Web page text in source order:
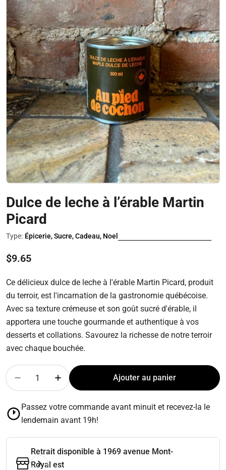
Ouvrir le média 0 en mode modal
Dulce de leche à l’érable Martin
Picard
Type: Épicerie, Sucre, Cadeau, Noel
Prix
régulier
$9.65
Ce délicieux dulce de leche à l'érable Martin Picard, produit
du terroir, est l'incarnation de la gastronomie québécoise.
Avec sa texture crémeuse et son goût sucré d'érable, il
apportera une touche gourmande et authentique à vos
desserts et collations. Savourez la richesse de notre terroir
avec chaque bouchée.
Quantité
Diminuer la quantité pour Dulce de leche à l’érable
Augmenter la quantité pour Dulce de
Ajouter au panier
Passez votre commande avant minuit et recevez-la le
lendemain avant 19h!
Retrait disponible à 1969 avenue Mont-
Royal est